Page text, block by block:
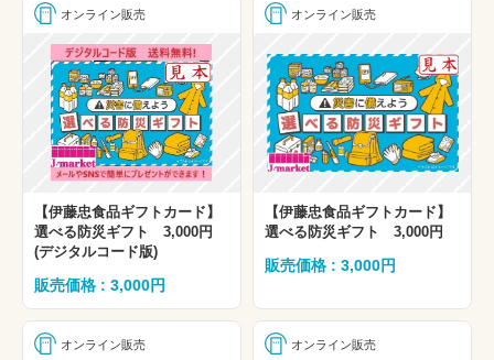
オンライン販売
【伊藤忠食品ギフトカード】
選べる防災ギフト 3,000円
(デジタルコード版)
販売価格 : 3,000円
オンライン販売
【伊藤忠食品ギフトカード】
選べる防災ギフト 3,000円
販売価格 : 3,000円
オンライン販売 オンライン販売